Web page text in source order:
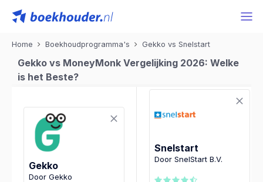
Home Boekhoudprogramma's Gekko vs Snelstart
Gekko vs MoneyMonk Vergelijking 2026: Welke
is het Beste?
Gekko
Door Gekko
Snelstart
Door SnelStart B.V.